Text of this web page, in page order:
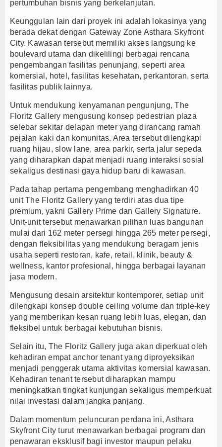
pertumbuhan bisnis yang berkelanjutan.
Keunggulan lain dari proyek ini adalah lokasinya yang
berada dekat dengan Gateway Zone Asthara Skyfront
City. Kawasan tersebut memiliki akses langsung ke
boulevard utama dan dikelilingi berbagai rencana
pengembangan fasilitas penunjang, seperti area
komersial, hotel, fasilitas kesehatan, perkantoran, serta
fasilitas publik lainnya.
Untuk mendukung kenyamanan pengunjung, The
Floritz Gallery mengusung konsep pedestrian plaza
selebar sekitar delapan meter yang dirancang ramah
pejalan kaki dan komunitas. Area tersebut dilengkapi
ruang hijau, slow lane, area parkir, serta jalur sepeda
yang diharapkan dapat menjadi ruang interaksi sosial
sekaligus destinasi gaya hidup baru di kawasan.
Pada tahap pertama pengembang menghadirkan 40
unit The Floritz Gallery yang terdiri atas dua tipe
premium, yakni Gallery Prime dan Gallery Signature.
Unit-unit tersebut menawarkan pilihan luas bangunan
mulai dari 162 meter persegi hingga 265 meter persegi,
dengan fleksibilitas yang mendukung beragam jenis
usaha seperti restoran, kafe, retail, klinik, beauty &
wellness, kantor profesional, hingga berbagai layanan
jasa modern.
Mengusung desain arsitektur kontemporer, setiap unit
dilengkapi konsep double ceiling volume dan triple-key
yang memberikan kesan ruang lebih luas, elegan, dan
fleksibel untuk berbagai kebutuhan bisnis.
Selain itu, The Floritz Gallery juga akan diperkuat oleh
kehadiran empat anchor tenant yang diproyeksikan
menjadi penggerak utama aktivitas komersial kawasan.
Kehadiran tenant tersebut diharapkan mampu
meningkatkan tingkat kunjungan sekaligus memperkuat
nilai investasi dalam jangka panjang.
Dalam momentum peluncuran perdana ini, Asthara
Skyfront City turut menawarkan berbagai program dan
penawaran eksklusif bagi investor maupun pelaku